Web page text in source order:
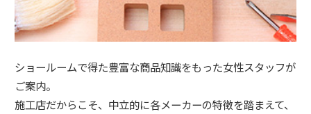
ショールームで得た豊富な商品知識をもった女性スタッフが
ご案内。
施工店だからこそ、中立的に各メーカーの特徴を踏まえて、